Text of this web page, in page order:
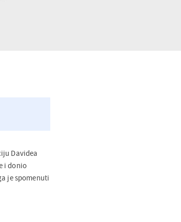
Davidea
i donio
je spomenuti